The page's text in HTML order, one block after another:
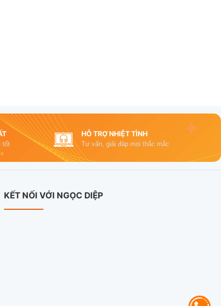
tốt
HỖ TRỢ NHIỆT TÌNH
Tư vấn, giải đáp mọi thắc mắc
KẾT NỐI VỚI NGỌC DIỆP